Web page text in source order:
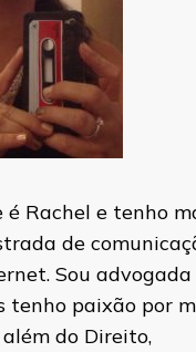
é Rachel e tenho
de
Sou
tenho paixão por
do Direito,